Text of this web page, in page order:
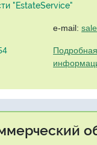
"EstateService"
e-mail: